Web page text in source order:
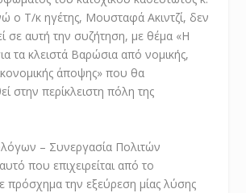
ο Τ/κ ηγέτης, Μουσταφά Ακιντζί, δεν
σε αυτή την συζήτηση, με θέμα «Η
τα κλειστά Βαρώσια από νομικής,
άποψης» που θα
στην περίκλειστη πόλη της
– Συνεργασία Πολιτών
που επιχειρείται από το
πρόσχημα την εξεύρεση μίας λύσης